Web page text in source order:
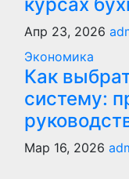
Апр 23, 2026
Экономика
Как
систему:
Мар 16, 2026